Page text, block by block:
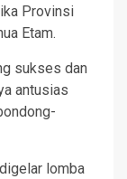
Provinsi
Etam.
sukses dan
antusias
lomba